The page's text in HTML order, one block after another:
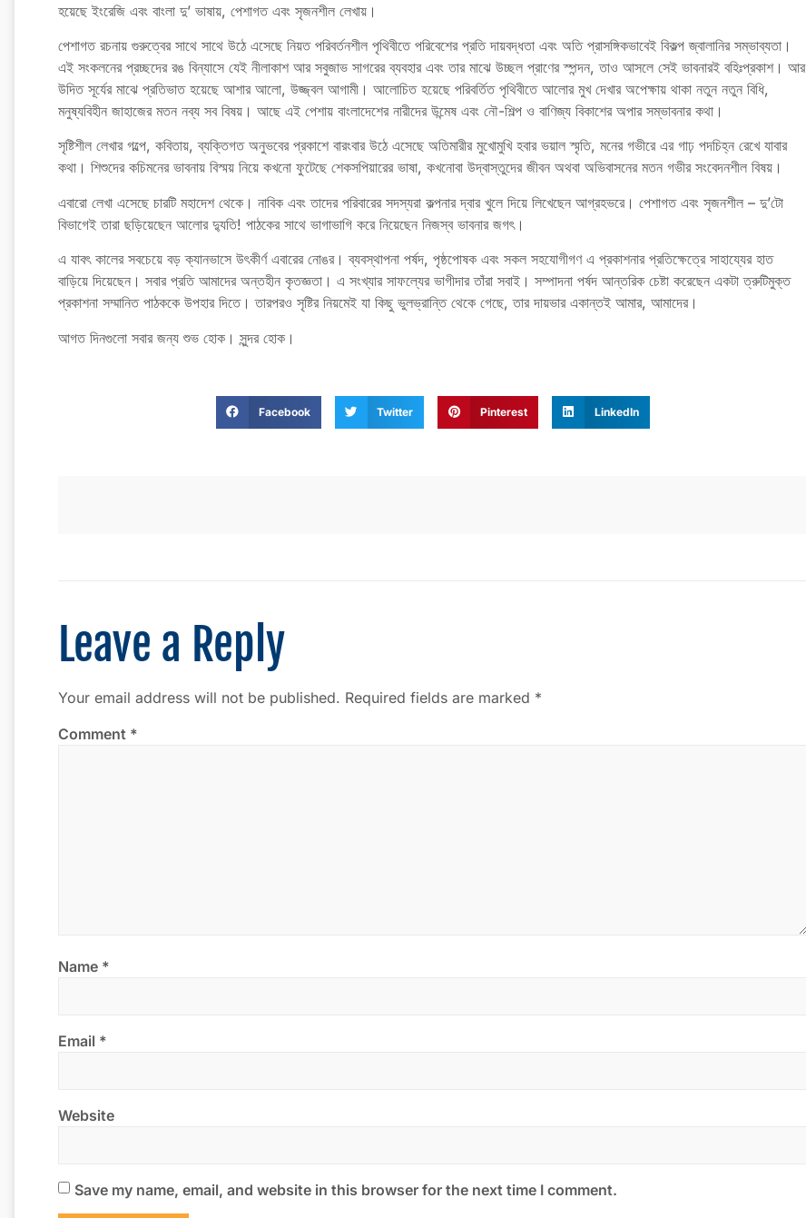
হয়েছে ইংরেজি এবং বাংলা দু’ ভাষায়, পেশাগত এবং সৃজনশীল লেখায়।
পেশাগত রচনায় গুরুত্বের সাথে সাথে উঠে এসেছে নিয়ত পরিবর্তনশীল পৃথিবীতে পরিবেশের প্রতি দায়বদ্ধতা এবং অতি প্রাসঙ্গিকভাবেই বিকল্প জ্বালানির সম্ভাব্যতা।
এই সংকলনের প্রচ্ছদের রঙ বিন্যাসে যেই নীলাকাশ আর সবুজাভ সাগরের ব্যবহার এবং তার মাঝে উচ্ছল প্রাণের স্পন্দন, তাও আসলে সেই ভাবনারই বহিঃপ্রকাশ। আর
উদিত সূর্যের মাঝে প্রতিভাত হয়েছে আশার আলো, উজ্জ্বল আগামী। আলোচিত হয়েছে পরিবর্তিত পৃথিবীতে আলোর মুখ দেখার অপেক্ষায় থাকা নতুন নতুন বিধি,
মনুষ্যবিহীন জাহাজের মতন নব্য সব বিষয়। আছে এই পেশায় বাংলাদেশের নারীদের উন্মেষ এবং নৌ-শিল্প ও বাণিজ্য বিকাশের অপার সম্ভাবনার কথা।
সৃষ্টিশীল লেখার গল্পে, কবিতায়, ব্যক্তিগত অনুভবের প্রকাশে বারংবার উঠে এসেছে অতিমারীর মুখোমুখি হবার ভয়াল স্মৃতি, মনের গভীরে এর গাঢ় পদচিহ্ন রেখে যাবার
কথা। শিশুদের কচিমনের ভাবনায় বিস্ময় নিয়ে কখনো ফুটেছে শেকসপিয়ারের ভাষা, কখনোবা উদ্বাস্তুদের জীবন অথবা অভিবাসনের মতন গভীর সংবেদনশীল বিষয়।
এবারো লেখা এসেছে চারটি মহাদেশ থেকে। নাবিক এবং তাদের পরিবারের সদস্যরা কল্পনার দ্বার খুলে দিয়ে লিখেছেন আগ্রহভরে। পেশাগত এবং সৃজনশীল – দু’টো
বিভাগেই তারা ছড়িয়েছেন আলোর দ্যুতি! পাঠকের সাথে ভাগাভাগি করে নিয়েছেন নিজস্ব ভাবনার জগৎ।
এ যাবৎ কালের সবচেয়ে বড় ক্যানভাসে উৎকীর্ণ এবারের নোঙর। ব্যবস্থাপনা পর্ষদ, পৃষ্ঠপোষক এবং সকল সহযোগীগণ এ প্রকাশনার প্রতিক্ষেত্রে সাহায্যের হাত
বাড়িয়ে দিয়েছেন। সবার প্রতি আমাদের অন্তহীন কৃতজ্ঞতা। এ সংখ্যার সাফল্যের ভাগীদার তাঁরা সবাই। সম্পাদনা পর্ষদ আন্তরিক চেষ্টা করেছেন একটা ত্রুটিমুক্ত
প্রকাশনা সম্মানিত পাঠককে উপহার দিতে। তারপরও সৃষ্টির নিয়মেই যা কিছু ভুলভ্রান্তি থেকে গেছে, তার দায়ভার একান্তই আমার, আমাদের।
আগত দিনগুলো সবার জন্য শুভ হোক। সুন্দর হোক।
Facebook Twitter Pinterest LinkedIn
Leave a Reply
Your email address will not be published. Required fields are marked *
Comment *
Name *
Email *
Website
Save my name, email, and website in this browser for the next time I comment.